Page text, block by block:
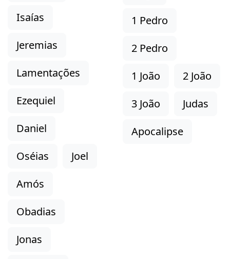
Isaías
Jeremias
Lamentações
Ezequiel
Daniel
Oséias
Joel
Amós
Obadias
Jonas
1 Pedro
2 Pedro
1 João
2 João
3 João
Judas
Apocalipse